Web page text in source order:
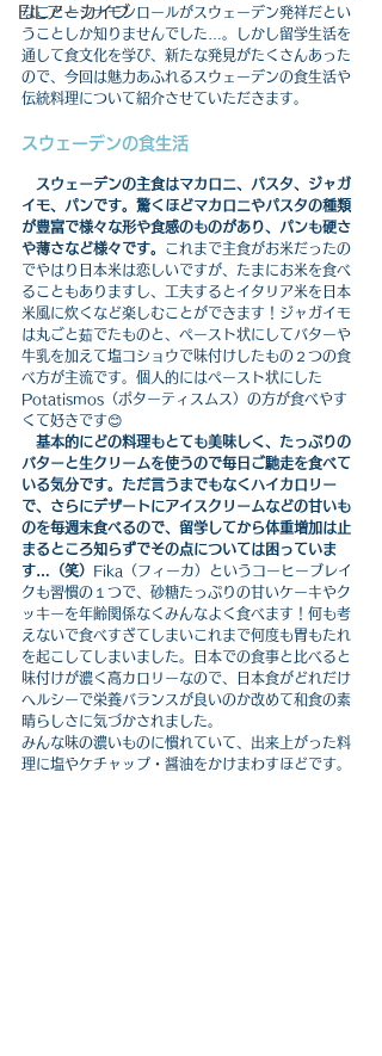
EILアーカイブ
なこととシナモンロールがスウェーデン発祥だとい
うことしか知りませんでした…。しかし留学生活を
通して食文化を学び、新たな発見がたくさんあった
ので、今回は魅力あふれるスウェーデンの食生活や
伝統料理について紹介させていただきます。
スウェーデンの食生活
スウェーデンの主食はマカロニ、パスタ、ジャガ
イモ、パンです。驚くほどマカロニやパスタの種類
が豊富で様々な形や食感のものがあり、パンも硬さ
や薄さなど様々です。 これまで主食がお米だったの
でやはり日本米は恋しいですが、たまにお米を食べ
ることもありますし、工夫するとイタリア米を日本
米風に炊くなど楽しむことができます！ジャガイモ
は丸ごと茹でたものと、ペースト状にしてバターや
牛乳を加えて塩コショウで味付けしたもの２つの食
べ方が主流です。個人的にはペースト状にした
Potatismos（ポターティスムス）の方が食べやす
くて好きです😊
基本的にどの料理もとても美味しく、たっぷりの
バターと生クリームを使うので毎日ご馳走を食べて
いる気分です。ただ言うまでもなくハイカロリー
で、さらにデザートにアイスクリームなどの甘いも
のを毎週末食べるので、留学してから体重増加は止
まるところ知らずでその点については困っていま
す…（笑） Fika（フィーカ）というコーヒーブレイ
クも習慣の１つで、砂糖たっぷりの甘いケーキやク
ッキーを年齢関係なくみんなよく食べます！何も考
えないで食べすぎてしまいこれまで何度も胃もたれ
を起こしてしまいました。日本での食事と比べると
味付けが濃く高カロリーなので、日本食がどれだけ
ヘルシーで栄養バランスが良いのか改めて和食の素
晴らしさに気づかされました。
みんな味の濃いものに慣れていて、出来上がった料
理に塩やケチャップ・醤油をかけまわすほどです。